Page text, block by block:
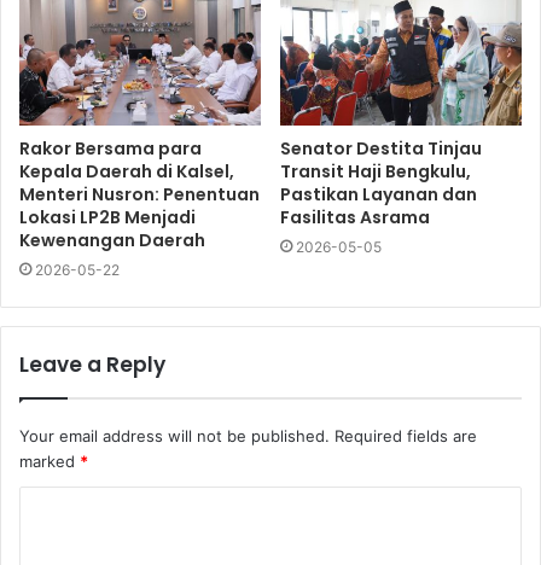
Rakor Bersama para
Kepala Daerah di Kalsel,
Menteri Nusron: Penentuan
Lokasi LP2B Menjadi
Kewenangan Daerah
2026-05-22
Senator Destita Tinjau
Transit Haji Bengkulu,
Pastikan Layanan dan
Fasilitas Asrama
2026-05-05
Leave a Reply
Your email address will not be published. Required fields are
marked *